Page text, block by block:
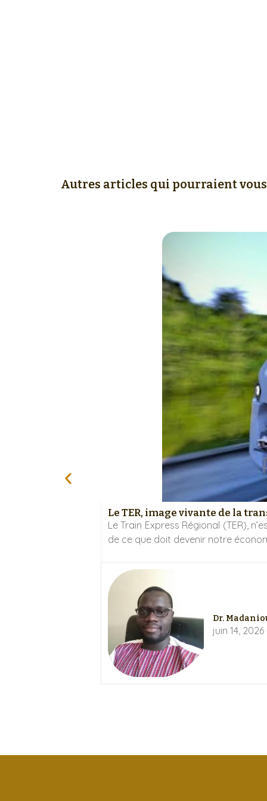
Autres articles qui pourraient
Le TER, image vivante de la
Le Train Express Régional (TER),
de ce que doit devenir notre
Dr.
juin 14, 2026